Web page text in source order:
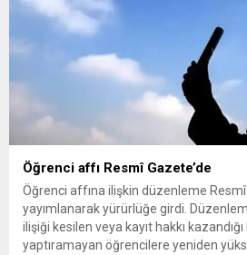
Öğrenci affı Resmî Gazete’de
Öğrenci affına ilişkin düzenleme Resmî
yayımlanarak yürürlüğe girdi.
ilişiği kesilen veya kayıt hakkı
yaptıramayan öğrencilere yeniden